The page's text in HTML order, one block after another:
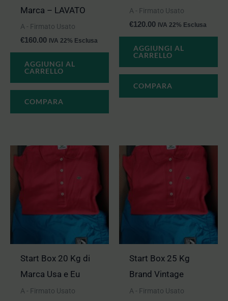
Marca – LAVATO
A - Firmato Usato
€160.00 IVA 22% Esclusa
AGGIUNGI AL
CARRELLO
COMPARA
A - Firmato Usato
€120.00 IVA 22% Esclusa
AGGIUNGI AL
CARRELLO
COMPARA
Start Box 20 Kg di
Marca Usa e Eu
A - Firmato Usato
Start Box 25 Kg
Brand Vintage
A - Firmato Usato